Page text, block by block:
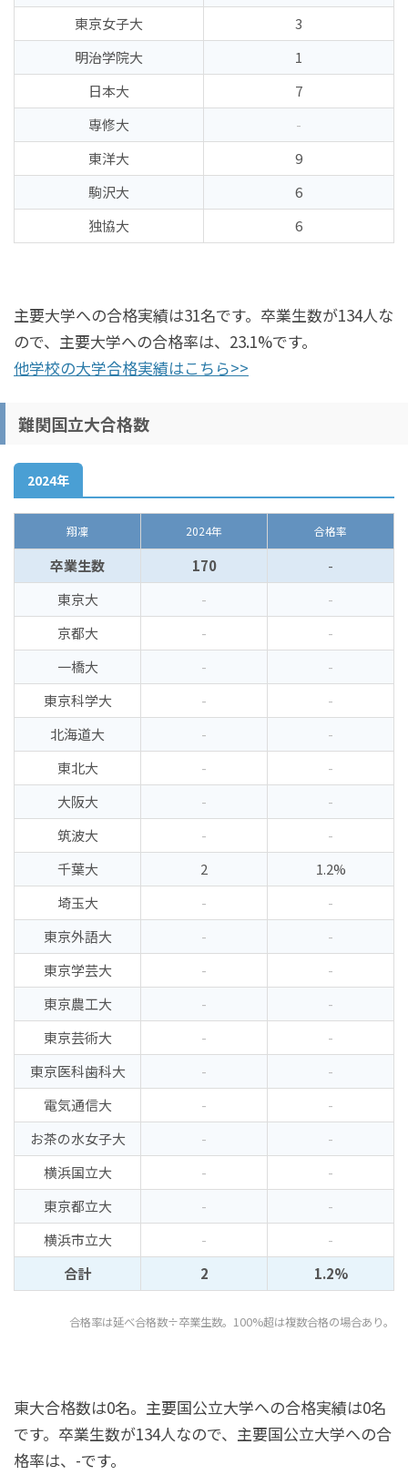
東京女子大
3
明治学院大
1
日本大
7
専修大
-
東洋大
9
駒沢大
6
独協大
6
主要大学への合格実績は31名です。卒業生数が134人な
ので、主要大学への合格率は、23.1%です。
他学校の大学合格実績はこちら>>
難関国立大合格数
2024年
翔凜 2024年 合格率
卒業生数 170
-
東京大
-
-
京都大
-
-
一橋大
-
-
東京科学大
-
-
北海道大
-
-
東北大
-
-
大阪大
-
-
筑波大
-
-
千葉大
2
1.2%
埼玉大
-
-
東京外語大
-
-
東京学芸大
-
-
東京農工大
-
-
東京芸術大
-
-
東京医科歯科大
-
-
電気通信大
-
-
お茶の水女子大
-
-
横浜国立大
-
-
東京都立大
-
-
横浜市立大
-
-
合計
2 1.2%
合格率は延べ合格数÷卒業生数。100%超は複数合格の場合あり。
東大合格数は0名。主要国公立大学への合格実績は0名
です。卒業生数が134人なので、主要国公立大学への合
格率は、-です。